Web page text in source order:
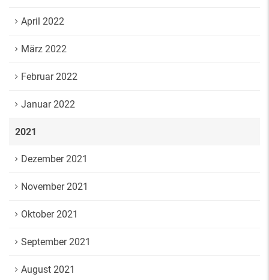
April 2022
März 2022
Februar 2022
Januar 2022
2021
Dezember 2021
November 2021
Oktober 2021
September 2021
August 2021